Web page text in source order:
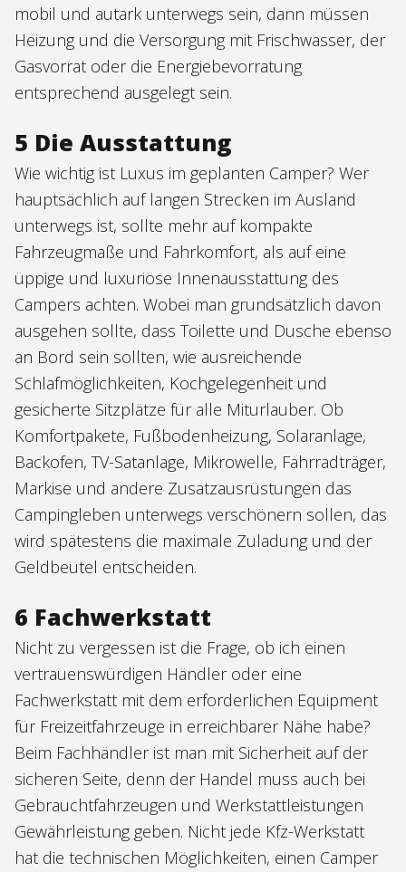
mobil und autark unterwegs sein, dann müssen
Heizung und die Versorgung mit Frischwasser, der
Gasvorrat oder die Energiebevorratung
entsprechend ausgelegt sein.
5 Die Ausstattung
Wie wichtig ist Luxus im geplanten Camper? Wer
hauptsächlich auf langen Strecken im Ausland
unterwegs ist, sollte mehr auf kompakte
Fahrzeugmaße und Fahrkomfort, als auf eine
üppige und luxuriöse Innenausstattung des
Campers achten. Wobei man grundsätzlich davon
ausgehen sollte, dass Toilette und Dusche ebenso
an Bord sein sollten, wie ausreichende
Schlafmöglichkeiten, Kochgelegenheit und
gesicherte Sitzplätze für alle Miturlauber. Ob
Komfortpakete, Fußbodenheizung, Solaranlage,
Backofen, TV-Satanlage, Mikrowelle, Fahrradträger,
Markise und andere Zusatzausrüstungen das
Campingleben unterwegs verschönern sollen, das
wird spätestens die maximale Zuladung und der
Geldbeutel entscheiden.
6 Fachwerkstatt
Nicht zu vergessen ist die Frage, ob ich einen
vertrauenswürdigen Händler oder eine
Fachwerkstatt mit dem erforderlichen Equipment
für Freizeitfahrzeuge in erreichbarer Nähe habe?
Beim Fachhändler ist man mit Sicherheit auf der
sicheren Seite, denn der Handel muss auch bei
Gebrauchtfahrzeugen und Werkstattleistungen
Gewährleistung geben. Nicht jede Kfz-Werkstatt
hat die technischen Möglichkeiten, einen Camper